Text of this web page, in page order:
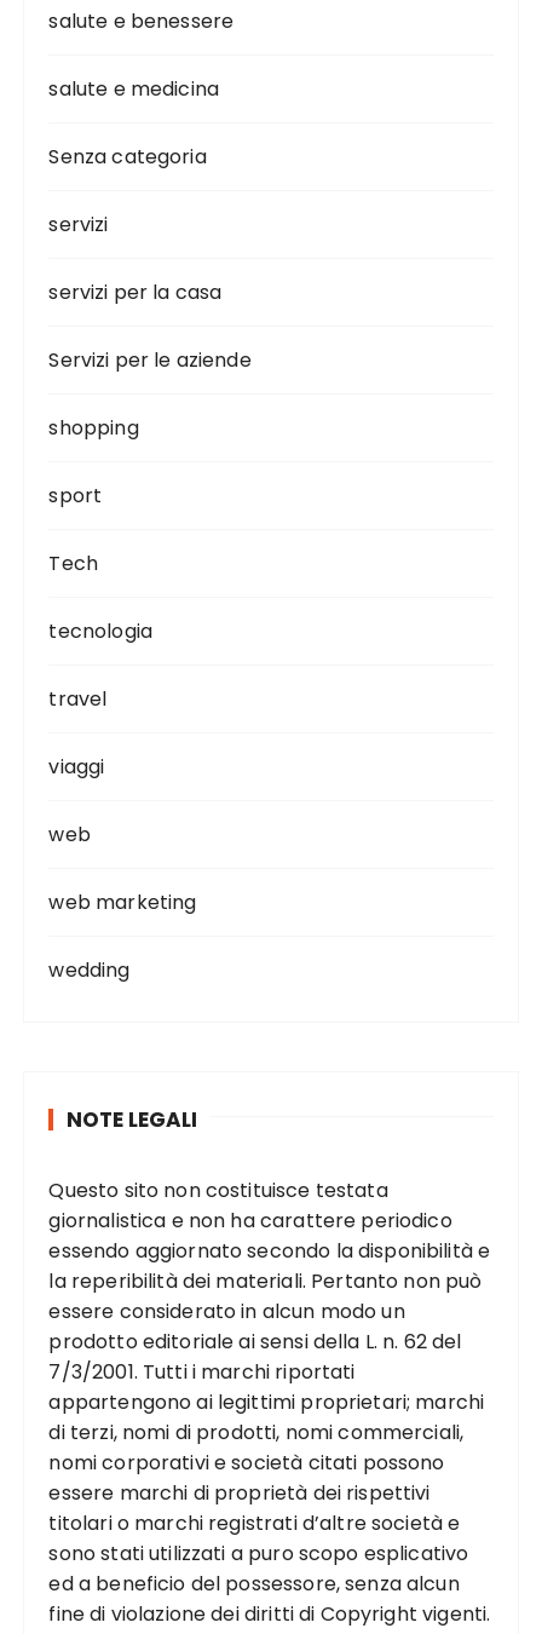
salute e benessere
salute e medicina
Senza categoria
servizi
servizi per la casa
Servizi per le aziende
shopping
sport
Tech
tecnologia
travel
viaggi
web
web marketing
wedding
NOTE LEGALI
Questo sito non costituisce testata
giornalistica e non ha carattere periodico
essendo aggiornato secondo la disponibilità e
la reperibilità dei materiali. Pertanto non può
essere considerato in alcun modo un
prodotto editoriale ai sensi della L. n. 62 del
7/3/2001. Tutti i marchi riportati
appartengono ai legittimi proprietari; marchi
di terzi, nomi di prodotti, nomi commerciali,
nomi corporativi e società citati possono
essere marchi di proprietà dei rispettivi
titolari o marchi registrati d’altre società e
sono stati utilizzati a puro scopo esplicativo
ed a beneficio del possessore, senza alcun
fine di violazione dei diritti di Copyright vigenti.